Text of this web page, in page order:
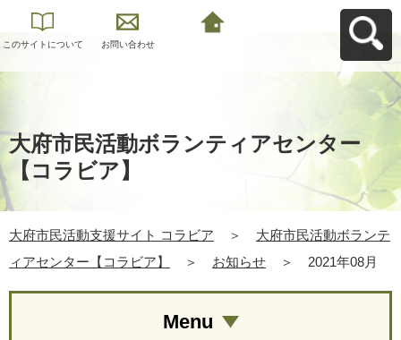
このサイトについて お問い合わせ
大府市民活動ボランティアセンター
【コラビア】
大府市民活動支援サイト コラビア ＞
大府市民活動ボランテ
ィアセンター【コラビア】
＞ お知らせ ＞ 2021年08月
Menu